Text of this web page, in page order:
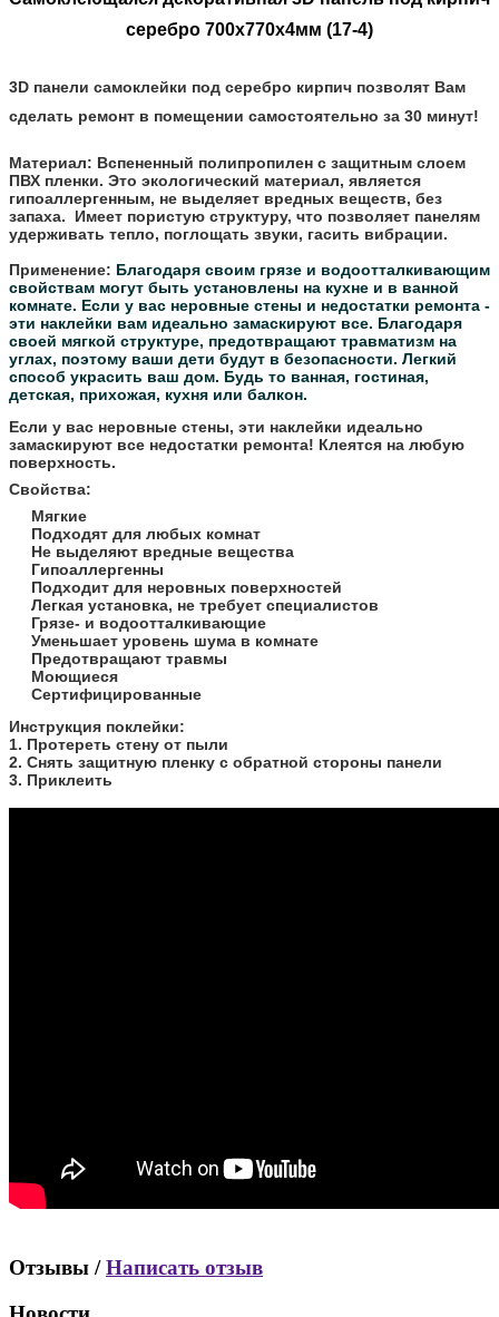
серебро 700x770x4мм (17-4)
3D панели самоклейки под серебро кирпич позволят Вам
сделать ремонт в помещении самостоятельно за 30 минут!
Материал: Вспененный полипропилен с защитным слоем
ПВХ пленки. Это экологический материал, является
гипоаллергенным, не выделяет вредных веществ, без
запаха. Имеет пористую структуру, что позволяет панелям
удерживать тепло, поглощать звуки, гасить вибрации.
Применение: Благодаря своим грязе и водоотталкивающим
свойствам могут быть установлены на кухне и в ванной
комнате. Если у вас неровные стены и недостатки ремонта -
эти наклейки вам идеально замаскируют все. Благодаря
своей мягкой структуре, предотвращают травматизм на
углах, поэтому ваши дети будут в безопасности. Легкий
способ украсить ваш дом. Будь то ванная, гостиная,
детская, прихожая, кухня или балкон.
Если у вас неровные стены, эти наклейки идеально
замаскируют все недостатки ремонта! Клеятся на любую
поверхность.
Свойства:
Мягкие
Подходят для любых комнат
Не выделяют вредные вещества
Гипоаллергенны
Подходит для неровных поверхностей
Легкая установка, не требует специалистов
Грязе- и водоотталкивающие
Уменьшает уровень шума в комнате
Предотвращают травмы
Моющиеся
Сертифицированные
​Инструкция поклейки:
1. Протереть стену от пыли
2. Снять защитную пленку с обратной стороны панели
3. Приклеить
Отзывы /Написать отзыв